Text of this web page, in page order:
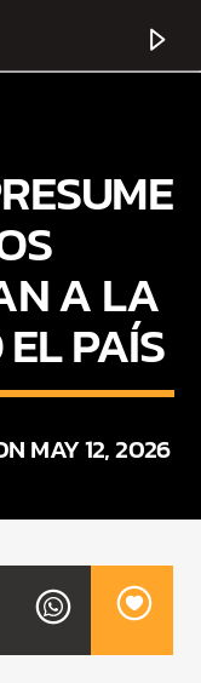
A LA
PAÍS
MAY 12, 2026